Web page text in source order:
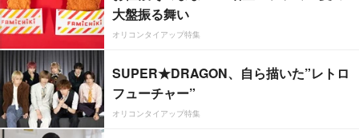
大盤振る舞い
オリコンタイアップ特集
SUPER★DRAGON、自ら描いた”レトロ
フューチャー”
オリコンタイアップ特集